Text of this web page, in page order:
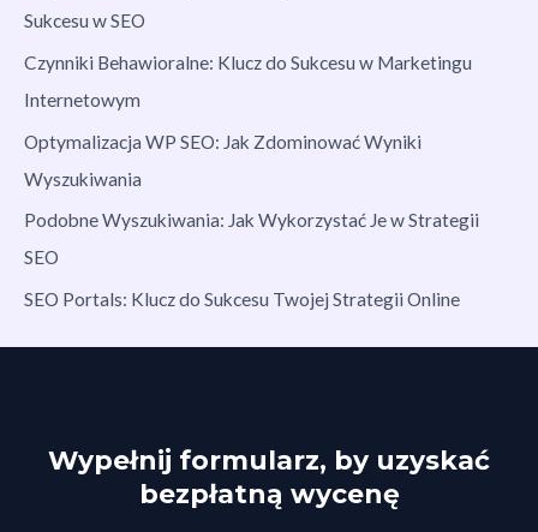
Sukcesu w SEO
Czynniki Behawioralne: Klucz do Sukcesu w Marketingu
Internetowym
Optymalizacja WP SEO: Jak Zdominować Wyniki
Wyszukiwania
Podobne Wyszukiwania: Jak Wykorzystać Je w Strategii
SEO
SEO Portals: Klucz do Sukcesu Twojej Strategii Online
Wypełnij formularz, by uzyskać
bezpłatną wycenę